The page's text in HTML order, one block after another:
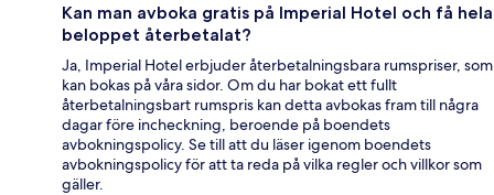
Kan man avboka gratis på Imperial Hotel och få hela
beloppet återbetalat?
Ja, Imperial Hotel erbjuder återbetalningsbara rumspriser, som
kan bokas på våra sidor. Om du har bokat ett fullt
återbetalningsbart rumspris kan detta avbokas fram till några
dagar före incheckning, beroende på boendets
avbokningspolicy. Se till att du läser igenom boendets
avbokningspolicy för att ta reda på vilka regler och villkor som
gäller.